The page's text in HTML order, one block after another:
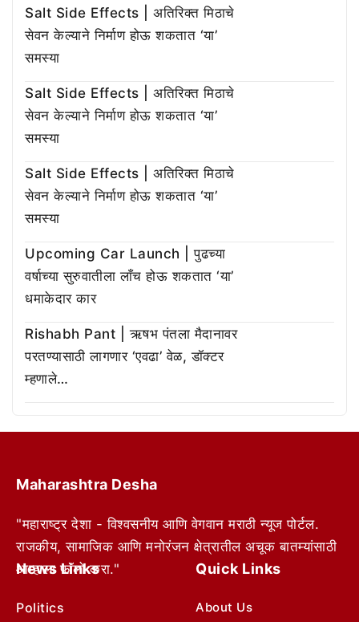
Salt Side Effects | अतिरिक्त मिठाचे
सेवन केल्याने निर्माण होऊ शकतात ‘या’
समस्या
Salt Side Effects | अतिरिक्त मिठाचे
सेवन केल्याने निर्माण होऊ शकतात ‘या’
समस्या
Salt Side Effects | अतिरिक्त मिठाचे
सेवन केल्याने निर्माण होऊ शकतात ‘या’
समस्या
Upcoming Car Launch | पुढच्या
वर्षाच्या सुरुवातीला लाँच होऊ शकतात ‘या’
धमाकेदार कार
Rishabh Pant | ऋषभ पंतला मैदानावर
परतण्यासाठी लागणार ‘एवढा’ वेळ, डॉक्टर
म्हणाले…
Maharashtra Desha
"महाराष्ट्र देशा - विश्वसनीय आणि वेगवान मराठी न्यूज पोर्टल.
राजकीय, सामाजिक आणि मनोरंजन क्षेत्रातील अचूक बातम्यांसाठी
आम्हाला फॉलो करा."
News Links
Politics
Quick Links
About Us